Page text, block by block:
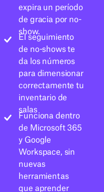
expira un período
de gracia por no-
show.
El seguimiento
de no-shows te
da los números
para dimensionar
correctamente tu
inventario de
salas
Funciona dentro
de Microsoft 365
y Google
Workspace, sin
nuevas
herramientas
que aprender